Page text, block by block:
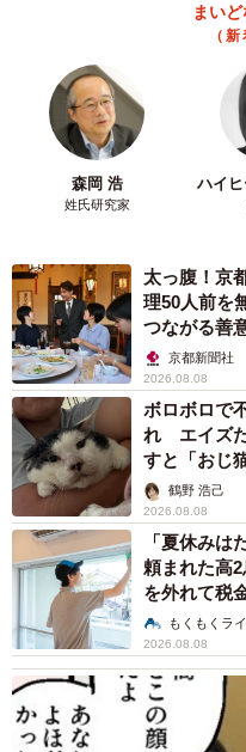
まい
（
森岡 浩
姓氏研究家
ハイ
太っ腹！京
理50人前を
つながる善
京都新聞社
2026.08.08
ボロボロで
れ エイズ
すと「おじ
鶴野 浩己
2026.08.08
「夏休みは
頼まれた高
を外れて税
説】もくもくラ
2026.08.08